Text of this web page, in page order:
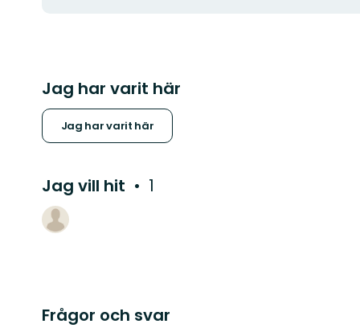
Jag har varit här
Jag har varit här
Jag vill hit 1
Frågor och svar